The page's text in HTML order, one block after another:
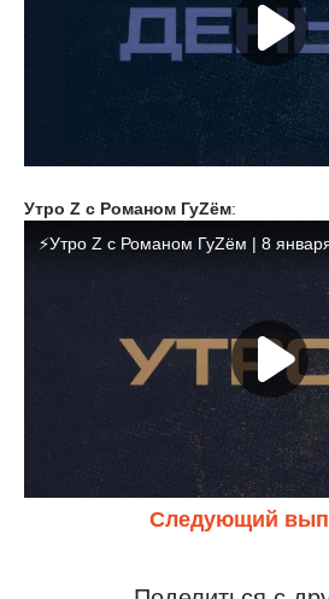
Утро Z с Романом ГуZём:
Следующий